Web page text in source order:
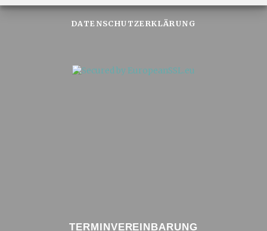
DATENSCHUTZERKLÄRUNG
TERMINVEREINBARUNG